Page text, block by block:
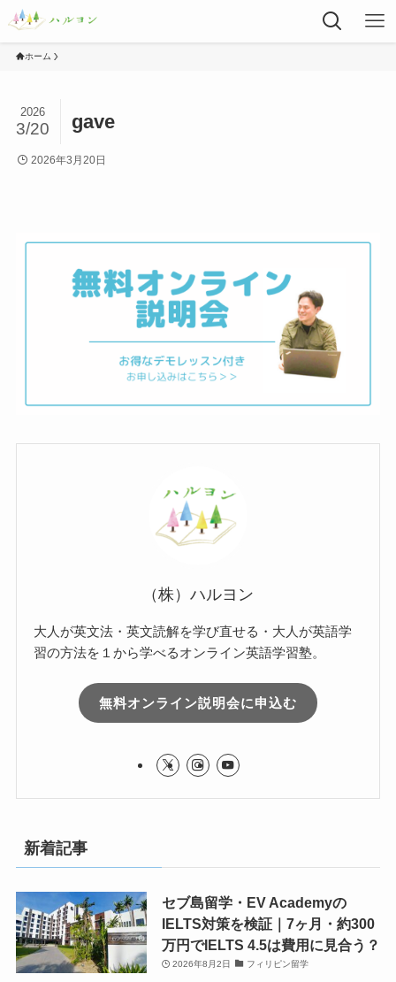
ホーム
gave
2026
3/20
2026年3月20日
（株）ハルヨン
大人が英文法・英文読解を学び直せる・大人が英語学
習の方法を１から学べるオンライン英語学習塾。
無料オンライン説明会に申込む
新着記事
セブ島留学・EV Academyの
IELTS対策を検証｜7ヶ月・約300
万円でIELTS 4.5は費用に見合う？
2026年8月2日 フィリピン留学